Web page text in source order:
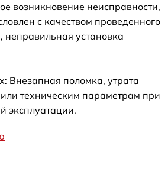
возникновение неисправности,
с качеством проведенного
установка
Внезапная поломка, утрата
или техническим параметрам при
эксплуатации.